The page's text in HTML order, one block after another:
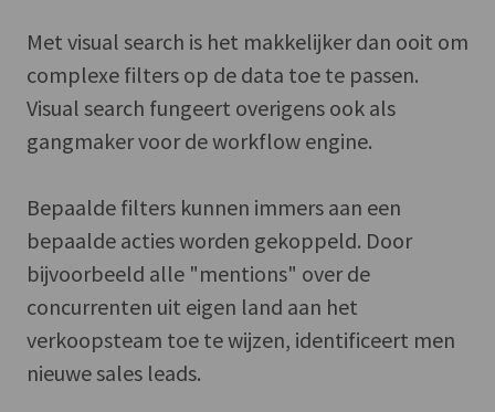
Met visual search is het makkelijker dan ooit om
complexe filters op de data toe te passen.
Visual search fungeert overigens ook als
gangmaker voor de workflow engine.
Bepaalde filters kunnen immers aan een
bepaalde acties worden gekoppeld. Door
bijvoorbeeld alle "mentions" over de
concurrenten uit eigen land aan het
verkoopsteam toe te wijzen, identificeert men
nieuwe sales leads.